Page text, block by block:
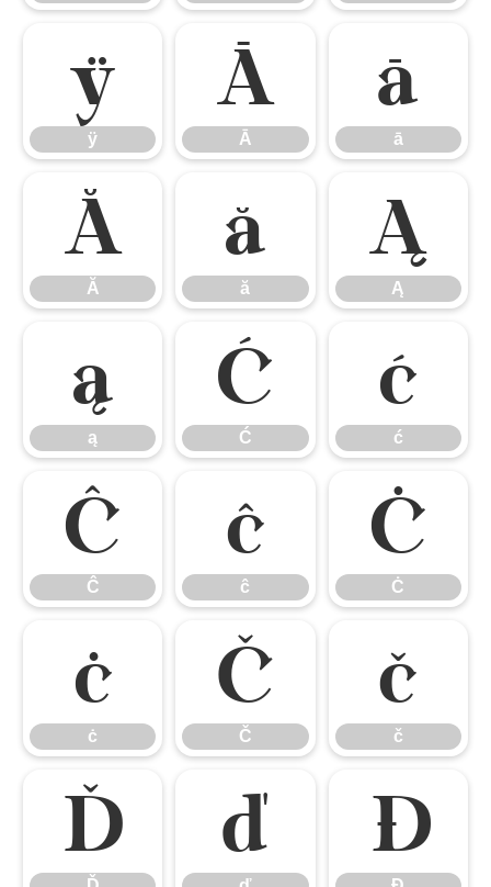
ÿ
ÿ
Ā
Ā
ā
ā
Ă
Ă
ă
ă
Ą
Ą
ą
ą
Ć
Ć
ć
ć
Ĉ
Ĉ
ĉ
ĉ
Ċ
Ċ
ċ
ċ
Č
Č
č
č
Ď ď Đ